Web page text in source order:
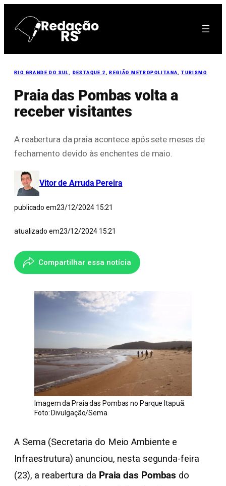
para
RIO GRANDE DO SUL , DESTAQUE 2 , REGIÃO METROPOLITANA, TURISMO
Praia das Pombas volta a
receber visitantes
A reabertura da praia acontece após sete meses de
fechamento devido às enchentes de maio.
Vitor de Arruda Pereira
publicado em23/12/2024 15:21
atualizado em23/12/2024 15:21
Compartilhar essa notícia
Imagem da Praia das Pombas no Parque Itapuã.
Foto: Divulgação/Sema
A Sema (Secretaria do Meio Ambiente e
Infraestrutura) anunciou, nesta segunda-feira
(23), a reabertura da Praia das Pombas do